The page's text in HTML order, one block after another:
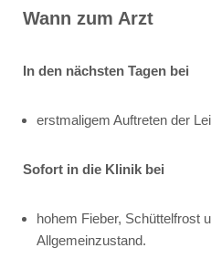
Wann zum Arzt
In den nächsten Tagen bei
erstmaligem Auftreten der
Sofort in die Klinik bei
hohem Fieber, Schüttelfrost
Allgemeinzustand.